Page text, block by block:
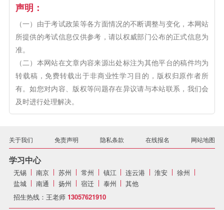
声明：
（一）由于考试政策等各方面情况的不断调整与变化，本网站
所提供的考试信息仅供参考，请以权威部门公布的正式信息为
准。
（二）本网站在文章内容来源出处标注为其他平台的稿件均为
转载稿，免费转载出于非商业性学习目的，版权归原作者所
有。如您对内容、版权等问题存在异议请与本站联系，我们会
及时进行处理解决。
关于我们 免责声明 隐私条款 在线报名 网站地图
学习中心
无锡 南京 苏州 常州 镇江 连云港 淮安
徐州
盐城
南通 扬州 宿迁 泰州
其他
招生热线：王老师 13057621910